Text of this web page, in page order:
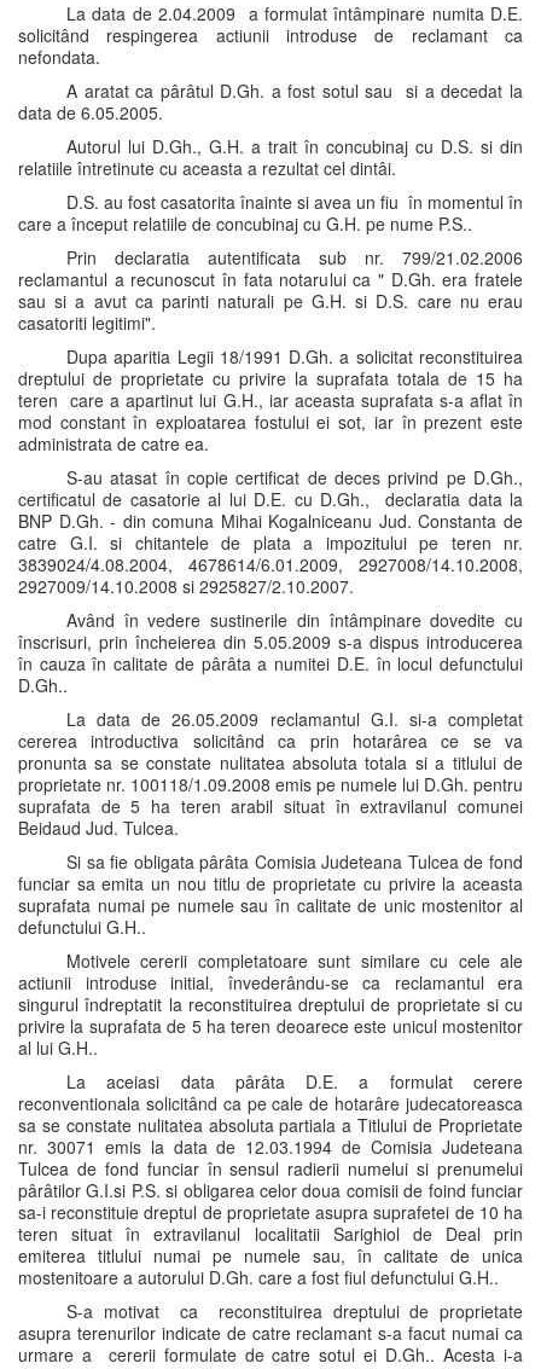
La data de 2.04.2009 a formulat întâmpinare numita D.E.
solicitând respingerea actiunii introduse de reclamant ca
nefondata.
A aratat ca pârâtul D.Gh. a fost sotul sau si a decedat la
data de 6.05.2005.
Autorul lui D.Gh., G.H. a trait în concubinaj cu D.S. si din
relatiile întretinute cu aceasta a rezultat cel dintâi.
D.S. au fost casatorita înainte si avea un fiu în momentul în
care a început relatiile de concubinaj cu G.H. pe nume P.S..
Prin declaratia autentificata sub nr. 799/21.02.2006
reclamantul a recunoscut în fata notarului ca " D.Gh. era fratele
sau si a avut ca parinti naturali pe G.H. si D.S. care nu erau
casatoriti legitimi".
Dupa aparitia Legii 18/1991 D.Gh. a solicitat reconstituirea
dreptului de proprietate cu privire la suprafata totala de 15 ha
teren care a apartinut lui G.H., iar aceasta suprafata s-a aflat în
mod constant în exploatarea fostului ei sot, iar în prezent este
administrata de catre ea.
S-au atasat în copie certificat de deces privind pe D.Gh.,
certificatul de casatorie al lui D.E. cu D.Gh., declaratia data la
BNP D.Gh. - din comuna Mihai Kogalniceanu Jud. Constanta de
catre G.I. si chitantele de plata a impozitului pe teren nr.
3839024/4.08.2004, 4678614/6.01.2009, 2927008/14.10.2008,
2927009/14.10.2008 si 2925827/2.10.2007.
Având în vedere sustinerile din întâmpinare dovedite cu
înscrisuri, prin încheierea din 5.05.2009 s-a dispus introducerea
în cauza în calitate de pârâta a numitei D.E. în locul defunctului
D.Gh..
La data de 26.05.2009 reclamantul G.I. si-a completat
cererea introductiva solicitând ca prin hotarârea ce se va
pronunta sa se constate nulitatea absoluta totala si a titlului de
proprietate nr. 100118/1.09.2008 emis pe numele lui D.Gh. pentru
suprafata de 5 ha teren arabil situat în extravilanul comunei
Beidaud Jud. Tulcea.
Si sa fie obligata pârâta Comisia Judeteana Tulcea de fond
funciar sa emita un nou titlu de proprietate cu privire la aceasta
suprafata numai pe numele sau în calitate de unic mostenitor al
defunctului G.H..
Motivele cererii completatoare sunt similare cu cele ale
actiunii introduse initial, învederându-se ca reclamantul era
singurul îndreptatit la reconstituirea dreptului de proprietate si cu
privire la suprafata de 5 ha teren deoarece este unicul mostenitor
al lui G.H..
La aceiasi data pârâta D.E. a formulat cerere
reconventionala solicitând ca pe cale de hotarâre judecatoreasca
sa se constate nulitatea absoluta partiala a Titlului de Proprietate
nr. 30071 emis la data de 12.03.1994 de Comisia Judeteana
Tulcea de fond funciar în sensul radierii numelui si prenumelui
pârâtilor G.I.si P.S. si obligarea celor doua comisii de foind funciar
sa-i reconstituie dreptul de proprietate asupra suprafetei de 10 ha
teren situat în extravilanul localitatii Sarighiol de Deal prin
emiterea titlului numai pe numele sau, în calitate de unica
mostenitoare a autorului D.Gh. care a fost fiul defunctului G.H..
S-a motivat ca reconstituirea dreptului de proprietate
asupra terenurilor indicate de catre reclamant s-a facut numai ca
urmare a cererii formulate de catre sotul ei D.Gh.. Acesta i-a